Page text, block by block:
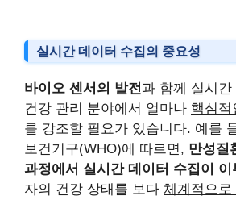
실시간 데이터 수집의 중요성
바이오 센서의 발전 과 함께 실시간
건강 관리 분야에서 얼마나 핵심적
를 강조할 필요가 있습니다. 예를
보건기구(WHO)에 따르면, 만성질
과정에서 실시간 데이터 수집이 이
자의 건강 상태를 보다 체계적으로